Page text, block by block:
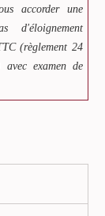
accorder une
d'éloignement
(règlement 24
avec examen de